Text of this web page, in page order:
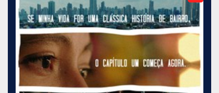
46 espetáculos sob a direção de Antunes Filho.